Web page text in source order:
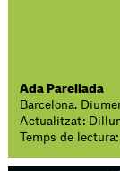
Ada Parellada
Barcelona.
Actualitzat:
Temps de